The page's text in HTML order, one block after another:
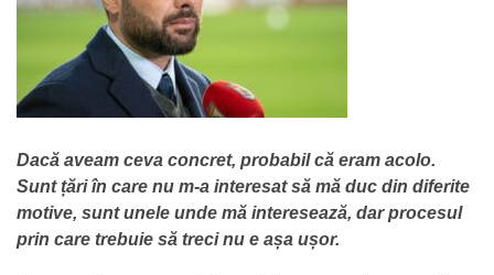
Dacă aveam ceva concret, probabil că eram acolo.
Sunt țări în care nu m-a interesat să mă duc din diferite
motive, sunt unele unde mă interesează, dar procesul
prin care trebuie să treci nu e așa ușor.